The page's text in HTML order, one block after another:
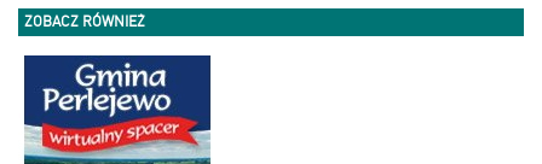
ZOBACZ RÓWNIEŻ